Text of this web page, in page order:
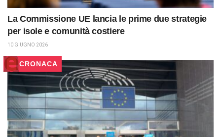
La Commissione UE lancia le prime due strategie
per isole e comunità costiere
10 GIUGNO 2026
CRONACA